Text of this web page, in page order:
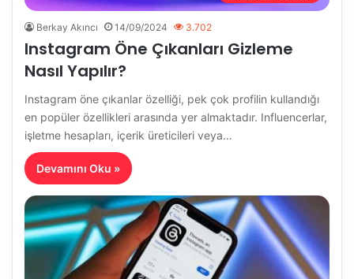
Berkay Akıncı 14/09/2024 3.702
Instagram Öne Çıkanları Gizleme
Nasıl Yapılır?
Instagram öne çıkanlar özelliği, pek çok profilin kullandığı
en popüler özellikleri arasında yer almaktadır. Influencerlar,
işletme hesapları, içerik üreticileri veya…
Devamını Oku »